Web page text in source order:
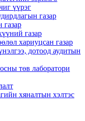
үүрэг
газар
газар
газар
хариуцсан газар
дотоод аудитын
төв лаборатори
хяналтын хэлтэс